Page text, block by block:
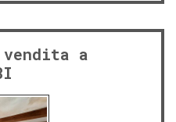
vendita a